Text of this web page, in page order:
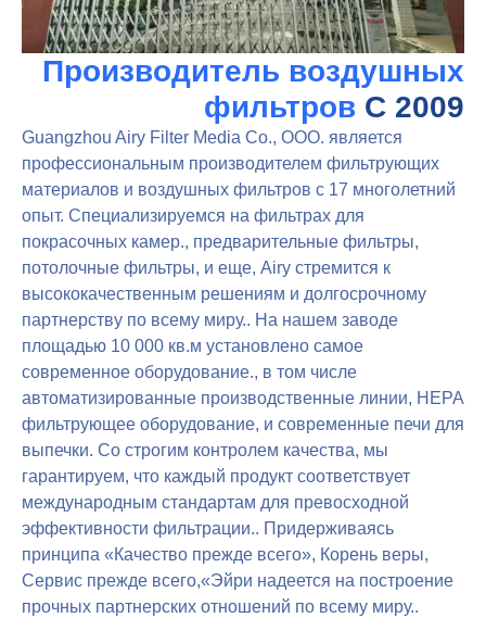
Производитель воздушных
фильтров С 2009
Guangzhou Airy Filter Media Co., ООО. является
профессиональным производителем фильтрующих
материалов и воздушных фильтров с 17 многолетний
опыт. Специализируемся на фильтрах для
покрасочных камер., предварительные фильтры,
потолочные фильтры, и еще, Airy стремится к
высококачественным решениям и долгосрочному
партнерству по всему миру.. На нашем заводе
площадью 10 000 кв.м установлено самое
современное оборудование., в том числе
автоматизированные производственные линии, НЕРА
фильтрующее оборудование, и современные печи для
выпечки. Со строгим контролем качества, мы
гарантируем, что каждый продукт соответствует
международным стандартам для превосходной
эффективности фильтрации.. Придерживаясь
принципа «Качество прежде всего», Корень веры,
Сервис прежде всего,«Эйри надеется на построение
прочных партнерских отношений по всему миру..